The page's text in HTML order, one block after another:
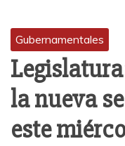
Gubernamentales
la nueva
este